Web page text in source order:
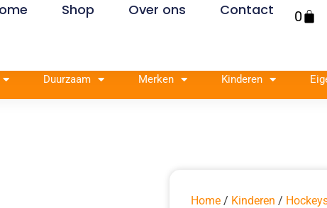
Shop Over ons Contact 0
Duurzaam Merken Kinderen
Home/ Kinderen /